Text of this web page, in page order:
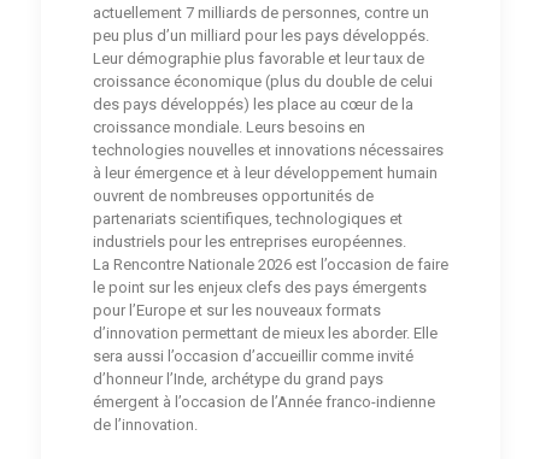
actuellement 7 milliards de personnes, contre un
peu plus d’un milliard pour les pays développés.
Leur démographie plus favorable et leur taux de
croissance économique (plus du double de celui
des pays développés) les place au cœur de la
croissance mondiale. Leurs besoins en
technologies nouvelles et innovations nécessaires
à leur émergence et à leur développement humain
ouvrent de nombreuses opportunités de
partenariats scientifiques, technologiques et
industriels pour les entreprises européennes.
La Rencontre Nationale 2026 est l’occasion de faire
le point sur les enjeux clefs des pays émergents
pour l’Europe et sur les nouveaux formats
d’innovation permettant de mieux les aborder. Elle
sera aussi l’occasion d’accueillir comme invité
d’honneur l’Inde, archétype du grand pays
émergent à l’occasion de l’Année franco-indienne
de l’innovation.